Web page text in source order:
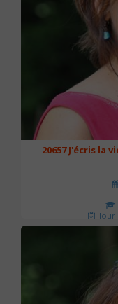
20657 J'écris la
Jour